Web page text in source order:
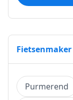
Purmerend